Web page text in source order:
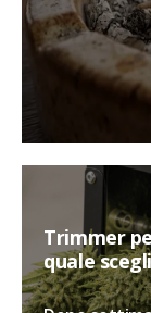
Trimmer
quale